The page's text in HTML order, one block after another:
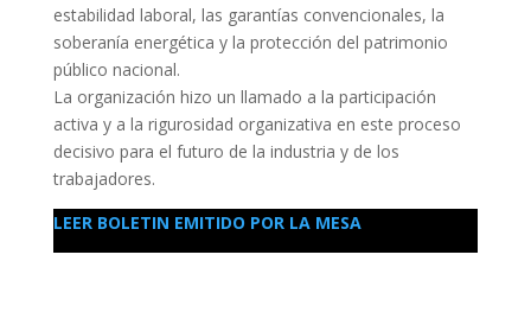
estabilidad laboral, las garantías convencionales, la
soberanía energética y la protección del patrimonio
público nacional.
La organización hizo un llamado a la participación
activa y a la rigurosidad organizativa en este proceso
decisivo para el futuro de la industria y de los
trabajadores.
LEER BOLETIN EMITIDO POR LA MESA